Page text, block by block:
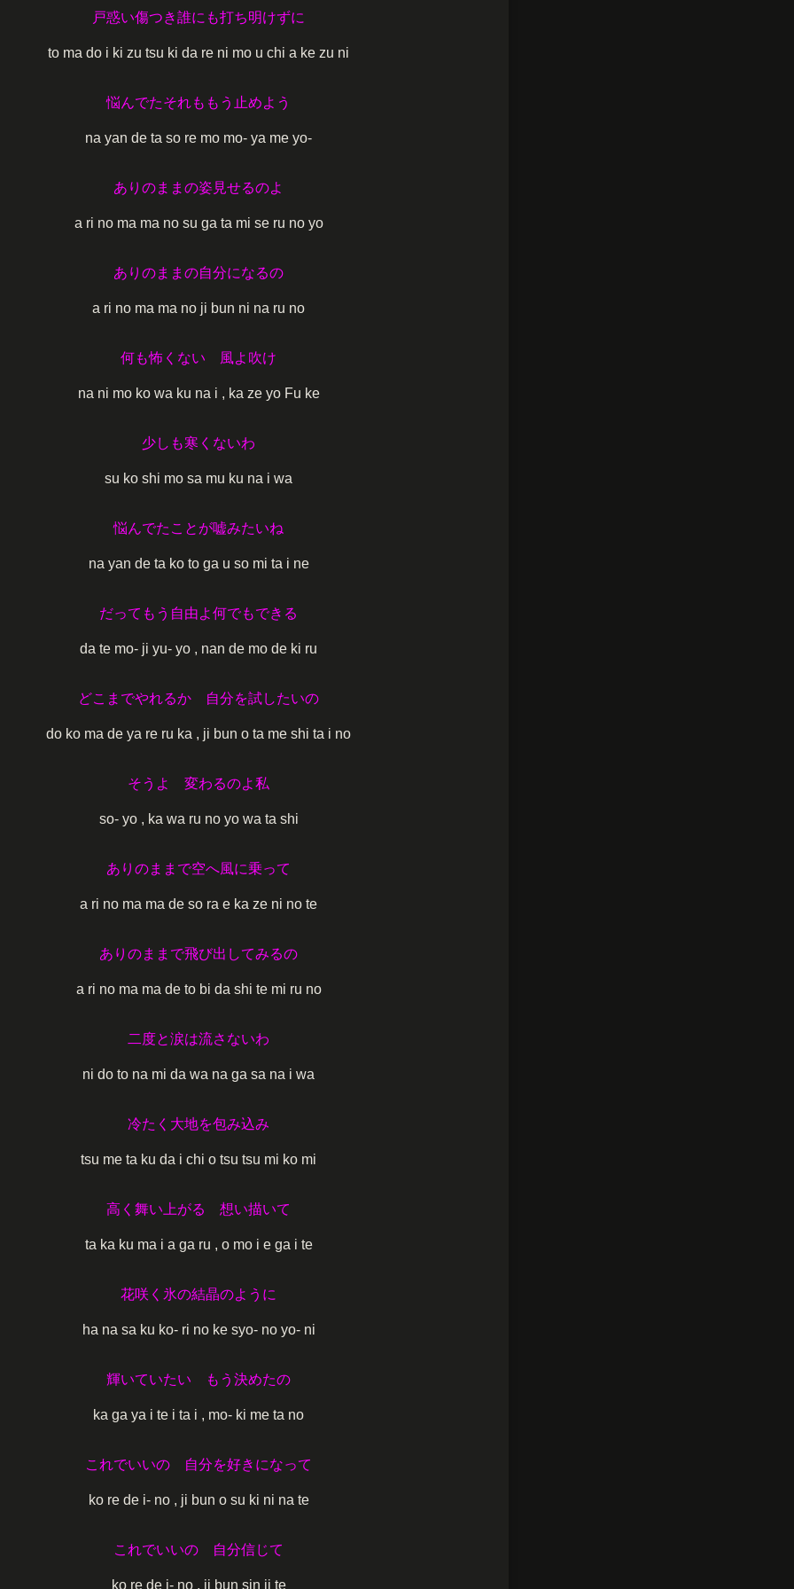
戸惑い傷つき誰にも打ち明けずに
to ma do i ki zu tsu ki da re ni mo u chi a ke zu ni
悩んでたそれももう止めよう
na yan de ta so re mo mo- ya me yo-
ありのままの姿見せるのよ
a ri no ma ma no su ga ta mi se ru no yo
ありのままの自分になるの
a ri no ma ma no ji bun ni na ru no
何も怖くない 風よ吹け
na ni mo ko wa ku na i , ka ze yo Fu ke
少しも寒くないわ
su ko shi mo sa mu ku na i wa
悩んでたことが嘘みたいね
na yan de ta ko to ga u so mi ta i ne
だってもう自由よ何でもできる
da te mo- ji yu- yo , nan de mo de ki ru
どこまでやれるか 自分を試したいの
do ko ma de ya re ru ka , ji bun o ta me shi ta i no
そうよ 変わるのよ私
so- yo , ka wa ru no yo wa ta shi
ありのままで空へ風に乗って
a ri no ma ma de so ra e ka ze ni no te
ありのままで飛び出してみるの
a ri no ma ma de to bi da shi te mi ru no
二度と涙は流さないわ
ni do to na mi da wa na ga sa na i wa
冷たく大地を包み込み
tsu me ta ku da i chi o tsu tsu mi ko mi
高く舞い上がる 想い描いて
ta ka ku ma i a ga ru , o mo i e ga i te
花咲く氷の結晶のように
ha na sa ku ko- ri no ke syo- no yo- ni
輝いていたい もう決めたの
ka ga ya i te i ta i , mo- ki me ta no
これでいいの 自分を好きになって
ko re de i- no , ji bun o su ki ni na te
これでいいの 自分信じて
ko re de i- no , ji bun sin ji te